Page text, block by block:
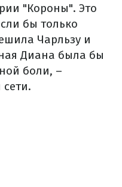
"Короны". Это
бы только
Чарльзу и
Диана была бы
боли, –